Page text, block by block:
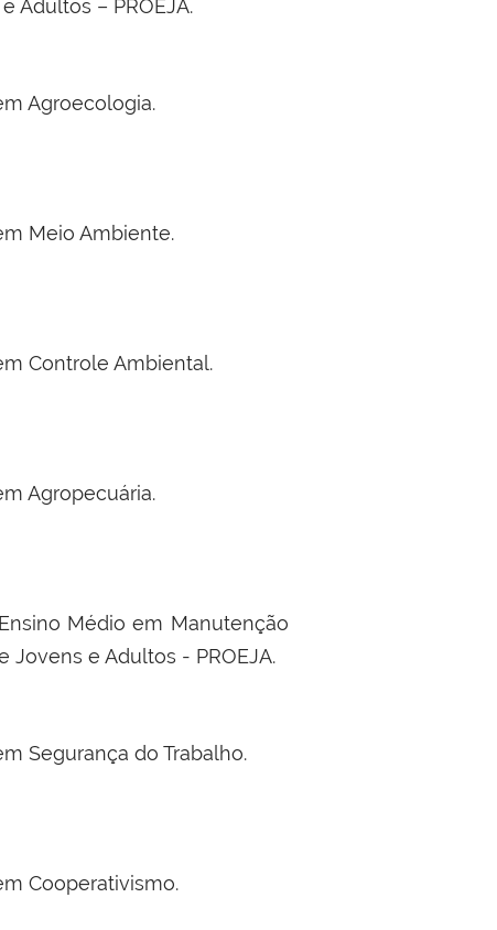
Adultos – PROEJA.
Agroecologia.
Meio Ambiente.
Controle Ambiental.
Agropecuária.
Médio em Manutenção
e Adultos - PROEJA.
Segurança do Trabalho.
Cooperativismo.